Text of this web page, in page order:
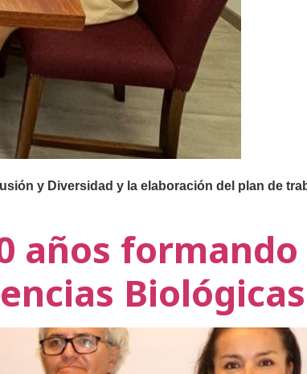
y Diversidad y la elaboración del plan de
años formando
Biológicas